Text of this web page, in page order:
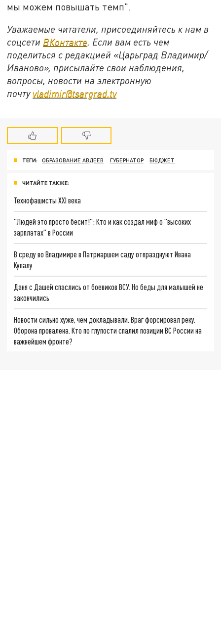
мы можем повышать темп".
Уважаемые читатели, присоединяйтесь к нам в
соцсети ВКонтакте. Если вам есть чем
поделиться с редакцией «Царьград Владимир/
Иваново», присылайте свои наблюдения,
вопросы, новости на электронную
почту vladimir@tsargrad.tv
ТЕГИ: ОБРАЗОВАНИЕ АВДЕЕВ ГУБЕРНАТОР БЮДЖЕТ
ЧИТАЙТЕ ТАКЖЕ:
Технофашисты XXI века
"Людей это просто бесит!": Кто и как создал миф о "высоких
зарплатах" в России
В среду во Владимире в Патриаршем саду отпразднуют Ивана
Купалу
Даня с Дашей спаслись от боевиков ВСУ. Но беды для малышей не
закончились
Новости сильно хуже, чем докладывали. Враг форсировал реку.
Оборона провалена. Кто по глупости спалил позиции ВС России на
важнейшем фронте?